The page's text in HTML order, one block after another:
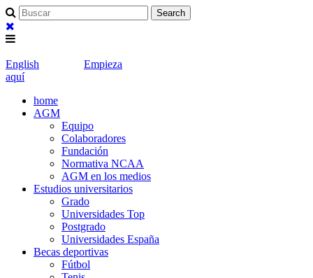
English
Empieza
aquí
home
AGM
Equipo
Colaboradores
Fundación
Normativa NCAA
AGM en los medios
Estudios universitarios
Grado
Universidades Top
Postgrado
Universidades España
Becas deportivas
Fútbol